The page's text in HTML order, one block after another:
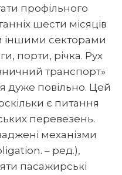
профільного
шести місяців
іншими секторами
порти, річка. Рух
транспорт»
дуже повільно. Цей
є питання
перевезень.
механізми
– ред.),
пасажирські